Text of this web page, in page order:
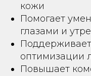
кожи
Помогает
глазами и
оптимизации
Повышает